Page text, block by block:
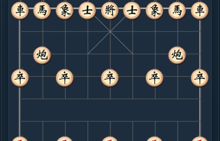
.....卒７进１
红+8
4. 马八进七
红+8
.....马２进３
红+9
5. 炮八进二
红+3
.....马７进８
6. 马七进六
红+3
.....象７进５
红+0
车１进１
7. 车九进一
黑+3
炮五平七
8. 马六进五
黑+8
炮五平七
.....马３进５
黑+3
砲２平５